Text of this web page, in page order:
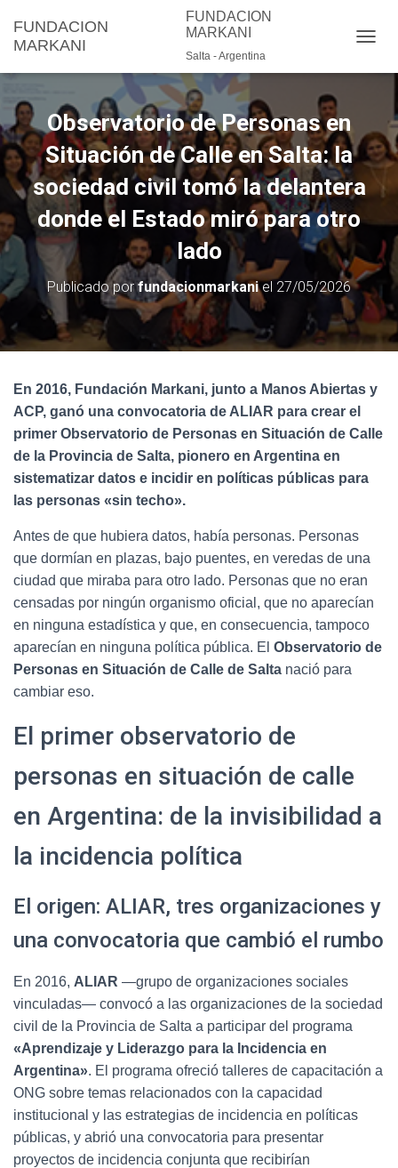
FUNDACION
MARKANI
FUNDACION
MARKANI
Salta - Argentina
A
R
M
N
V
G
A
Observatorio de Personas en
Situación de Calle en Salta: la
sociedad civil tomó la delantera
donde el Estado miró para otro
lado
Publicado porfundacionmarkaniel 27/05/2026
En 2016, Fundación Markani, junto a Manos Abiertas y
ACP, ganó una convocatoria de ALIAR para crear el
primer Observatorio de Personas en Situación de Calle
de la Provincia de Salta, pionero en Argentina en
sistematizar datos e incidir en políticas públicas para
las personas «sin techo».
Antes de que hubiera datos, había personas. Personas
que dormían en plazas, bajo puentes, en veredas de una
ciudad que miraba para otro lado. Personas que no eran
censadas por ningún organismo oficial, que no aparecían
en ninguna estadística y que, en consecuencia, tampoco
aparecían en ninguna política pública. El Observatorio de
Personas en Situación de Calle de Salta nació para
cambiar eso.
El primer observatorio de
personas en situación de calle
en Argentina: de la invisibilidad a
la incidencia política
El origen: ALIAR, tres organizaciones y
una convocatoria que cambió el rumbo
En 2016, ALIAR —grupo de organizaciones sociales
vinculadas— convocó a las organizaciones de la sociedad
civil de la Provincia de Salta a participar del programa
«Aprendizaje y Liderazgo para la Incidencia en
Argentina». El programa ofreció talleres de capacitación a
ONG sobre temas relacionados con la capacidad
institucional y las estrategias de incidencia en políticas
públicas, y abrió una convocatoria para presentar
proyectos de incidencia conjunta que recibirían